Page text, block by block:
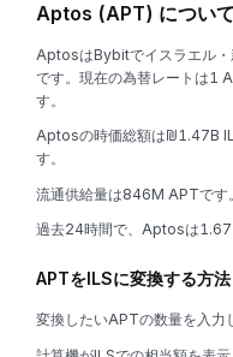
Aptos (APT) について
AptosはBybitでイスラエル・
です。現在の為替レートは
す。
Aptosの時価総額は₪1.47B
す。
流通供給量は846M APTです。
過去24時間で、Aptosは
APTをILSに変換する方法
変換したいAPTの数量を入力